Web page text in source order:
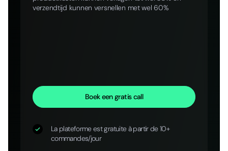
verzendtijd kunnen versnellen met wel 60%
Boek een gratis call
La plateforme est gratuite à partir de 10+
commandes/jour